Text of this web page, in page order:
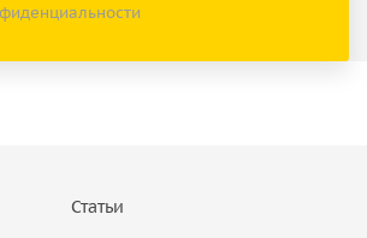
Статьи